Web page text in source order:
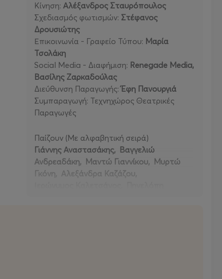
Κίνηση: Αλέξανδρος Σταυρόπουλος
Σχεδιασμός φωτισμών: Στέφανος
Δρουσιώτης
Επικοινωνία - Γραφείο Τύπου: Μαρία
Τσολάκη
Social Media - Διαφήμιση: Renegade Media,
Βασίλης Ζαρκαδούλας
Διεύθυνση Παραγωγής:Έφη Πανουργιά
Συμπαραγωγή: Τεχνηχώρος Θεατρικές
Παραγωγές
Παίζουν (Με αλφαβητική σειρά)
Γιάννης Αναστασάκης, Βαγγελιώ
Ανδρεαδάκη, Μαντώ Γιαννίκου, Μυρτώ
Γκόνη, Αλεξάνδρα Καζάζου,